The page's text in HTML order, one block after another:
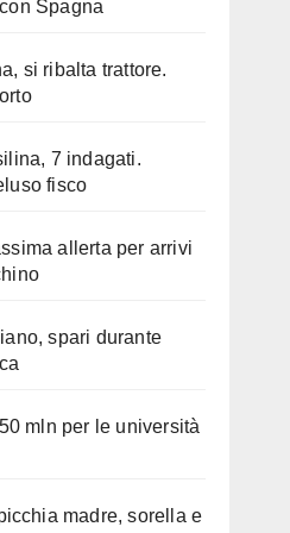
Spagna
si ribalta trattore.
7 indagati.
fisco
allerta per arrivi
spari durante
mln per le università
madre, sorella e